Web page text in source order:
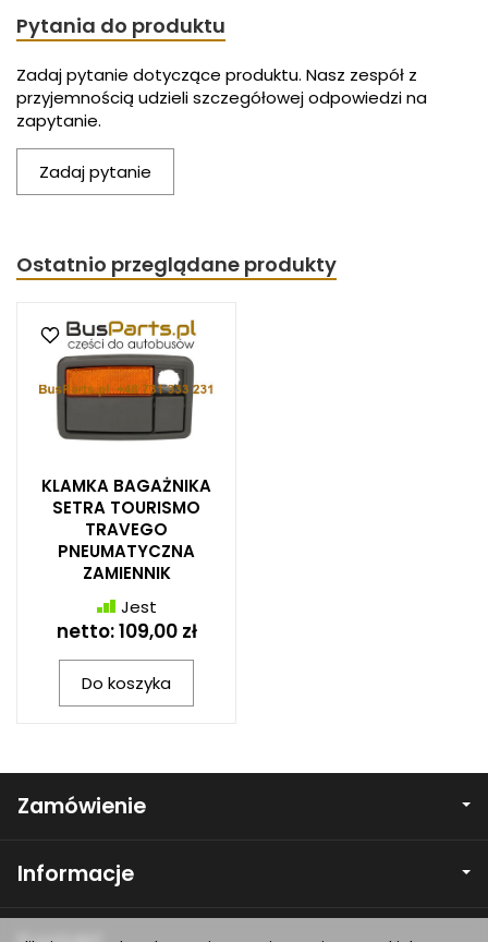
Pytania do produktu
Zadaj pytanie dotyczące produktu. Nasz zespół z
przyjemnością udzieli szczegółowej odpowiedzi na
zapytanie.
Zadaj pytanie
Ostatnio przeglądane produkty
KLAMKA BAGAŻNIKA
SETRA TOURISMO
TRAVEGO
PNEUMATYCZNA
ZAMIENNIK
Jest
netto:109,00 zł
Do koszyka
Zamówienie
Informacje